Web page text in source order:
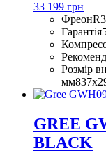
33 199 грн
Фреон
Гарантія
Розмір
мм
GREE
BLACK